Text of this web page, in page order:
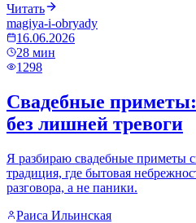
Читать
magiya-i-obryady
16.06.2026
28 мин
1298
Свадебные
без лишней тревоги
Я разбираю свадебные приметы
традиция, где бытовая
разговора, а не паники.
Раиса Ильинская